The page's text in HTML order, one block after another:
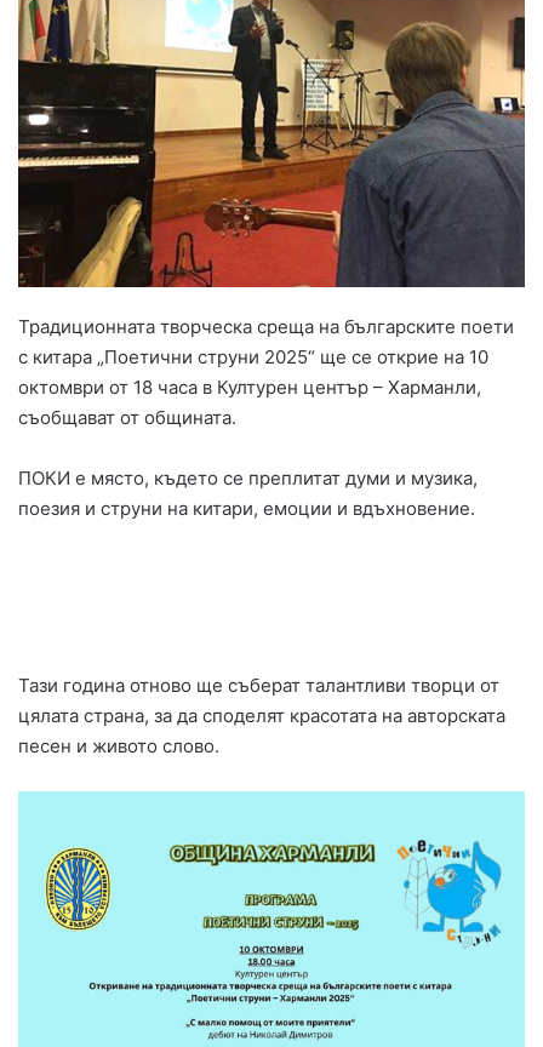
Традиционната творческа среща на българските поети
с китара „Поетични струни 2025“ ще се открие на 10
октомври от 18 часа в Културен център – Харманли,
съобщават от общината.
ПОКИ е място, където се преплитат думи и музика,
поезия и струни на китари, емоции и вдъхновение.
Тази година отново ще съберат талантливи творци от
цялата страна, за да споделят красотата на авторската
песен и живото слово.